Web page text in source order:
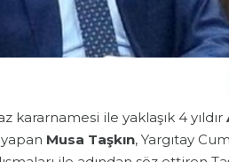
kararnamesi ile yaklaşık 4 yıldır
Musa Taşkın, Yargıtay